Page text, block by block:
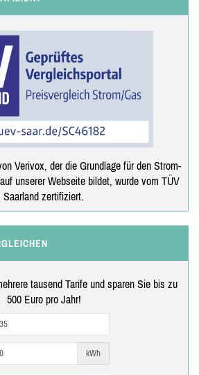
Verivox, der die Grundlage für den Strom-
unserer Webseite bildet, wurde vom TÜV
Saarland zertifiziert.
tausend Tarife und sparen Sie bis zu
500 Euro pro Jahr!
kWh